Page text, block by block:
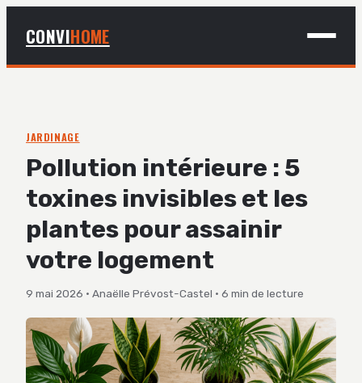
CONVIHOME
BRICOLAGE
DÉCO
JARDINAGE
JARDINAGE
Pollution intérieure : 5
toxines invisibles et les
plantes pour assainir
votre logement
9 mai 2026 · Anaëlle Prévost-Castel · 6 min de lecture